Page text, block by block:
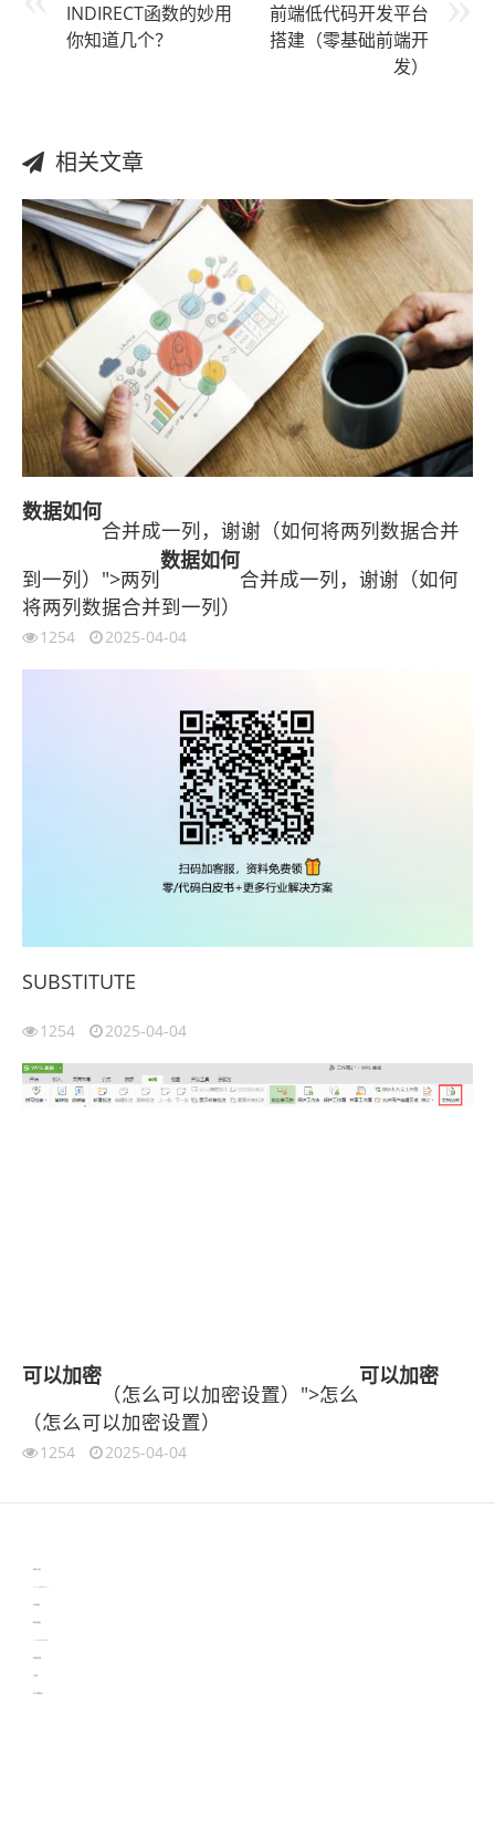
INDIRECT函数的妙用
你知道几个？
前端低代码开发平台
搭建（零基础前端开
发）
相关文章
数据如何
合并成一列，谢谢（如何将两列数据合并
到一列）">两列
数据如何
合并成一列，谢谢（如何
将两列数据合并到一列）
1254 2025-04-04
SUBSTITUTE
1254 2025-04-04
可以加密
（怎么可以加密设置）">怎么
可以加密
（怎么可以加密设置）
1254 2025-04-04